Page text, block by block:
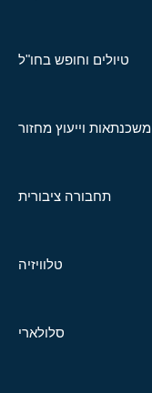
טיולים וחופש בחו"ל
משכנתאות וייעוץ מחזור
תחבורה ציבורית
טלוויזיה
סלולארי